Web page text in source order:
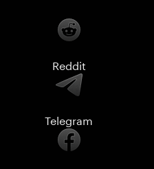
Reddit
Telegram